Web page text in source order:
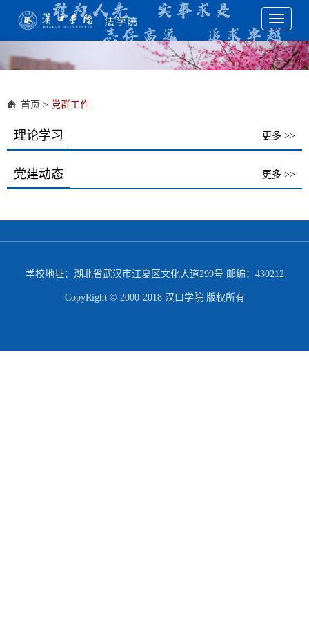
Toggle
首页 > 党群工作
理论学习 更多 >>
党建动态 更多 >>
学校地址：湖北省武汉市江夏区文化大道299号 邮编：430212
CopyRight © 2000-2018 汉口学院 版权所有